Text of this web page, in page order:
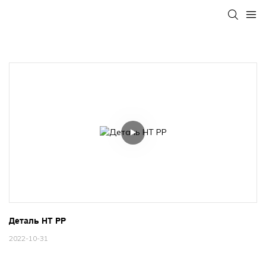
Деталь HT PP
2022-10-31